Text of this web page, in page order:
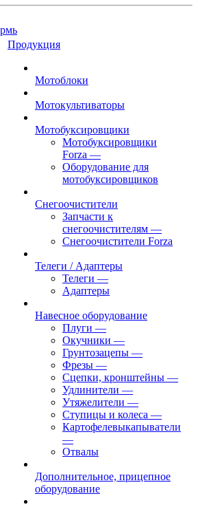
Продукция
Мотоблоки
Мотокультиваторы
Мотобуксировщики
Мотобуксировщики
Forza —
Оборудование для
мотобуксировщиков
Снегоочистители
Запчасти к
снегоочистителям —
Снегоочистители Forza
Телеги / Адаптеры
Телеги —
Адаптеры
Навесное оборудование
Плуги —
Окучники —
Грунтозацепы —
Фрезы —
Сцепки, кронштейны —
Удлинители —
Утяжелители —
Ступицы и колеса —
Картофелевыкапыватели
—
Отвалы
Дополнительное, прицепное
оборудование